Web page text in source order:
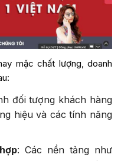
mặc chất lượng, doanh
đối tượng khách hàng
hiệu và các tính năng
: Các nền tảng như